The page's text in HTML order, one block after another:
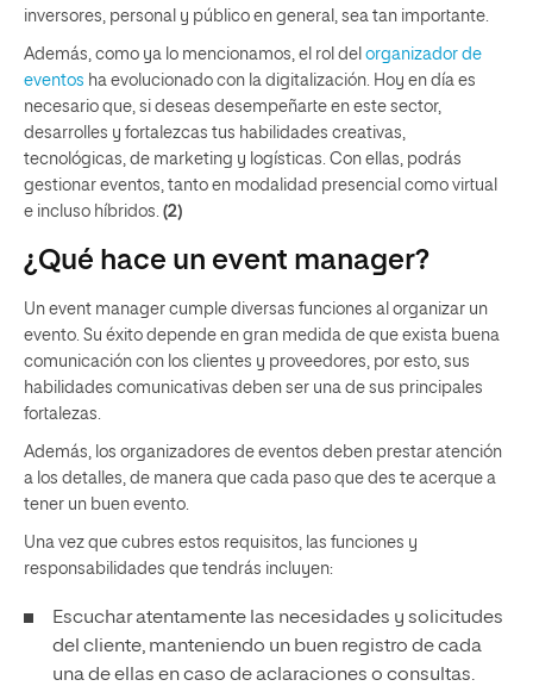
inversores, personal y público en general, sea tan importante.
Además, como ya lo mencionamos, el rol del organizador de
eventos ha evolucionado con la digitalización. Hoy en día es
necesario que, si deseas desempeñarte en este sector,
desarrolles y fortalezcas tus habilidades creativas,
tecnológicas, de marketing y logísticas. Con ellas, podrás
gestionar eventos, tanto en modalidad presencial como virtual
e incluso híbridos. (2)
¿Qué hace un event manager?
Un event manager cumple diversas funciones al organizar un
evento. Su éxito depende en gran medida de que exista buena
comunicación con los clientes y proveedores, por esto, sus
habilidades comunicativas deben ser una de sus principales
fortalezas.
Además, los organizadores de eventos deben prestar atención
a los detalles, de manera que cada paso que des te acerque a
tener un buen evento.
Una vez que cubres estos requisitos, las funciones y
responsabilidades que tendrás incluyen:
Escuchar atentamente las necesidades y solicitudes
del cliente, manteniendo un buen registro de cada
una de ellas en caso de aclaraciones o consultas.